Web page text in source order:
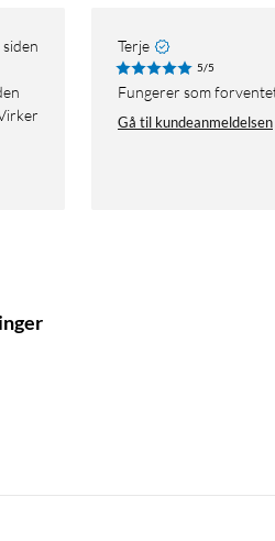
siden Terje
5/5
Fungerer som
Gå til kundeanmeldelsen